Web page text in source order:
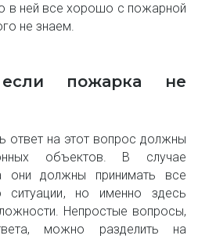
в ней все хорошо с пожарной
не знаем.
пожарка не
ответ на этот вопрос должны
объектов. В случае
они должны принимать все
но именно здесь
Непростые вопросы,
можно разделить на